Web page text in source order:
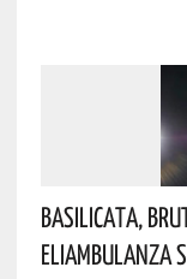
Basilicata,
Eliambulanza